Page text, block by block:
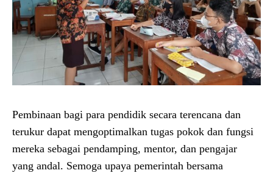
Pembinaan bagi para pendidik secara terencana dan
terukur dapat mengoptimalkan tugas pokok dan fungsi
mereka sebagai pendamping, mentor, dan pengajar
yang andal. Semoga upaya pemerintah bersama